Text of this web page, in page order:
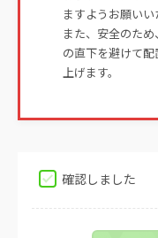
ますようお願いい
また、安全のた
の直下を避けて
上げます。
確認しました